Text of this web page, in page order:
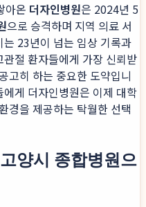
아온 더자인병원은 2024년 5
으로 승격하며 지역 의료 서
23년이 넘는 임상 기록과
절 환자들에게 가장 신뢰받
고히 하는 중요한 도약입니
에게 더자인병원은 이제 대학
경을 제공하는 탁월한 선택
양시 종합병원으